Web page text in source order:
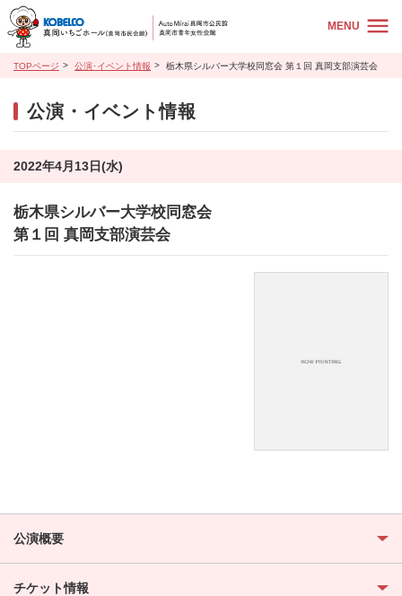
MENU
TOPページ 公演･イベント情報 栃木県シルバー大学校同窓会 第１回 真岡支部演芸会
公演・イベント情報
2022年4月13日(水)
栃木県シルバー大学校同窓会
第１回 真岡支部演芸会
公演概要
チケット情報